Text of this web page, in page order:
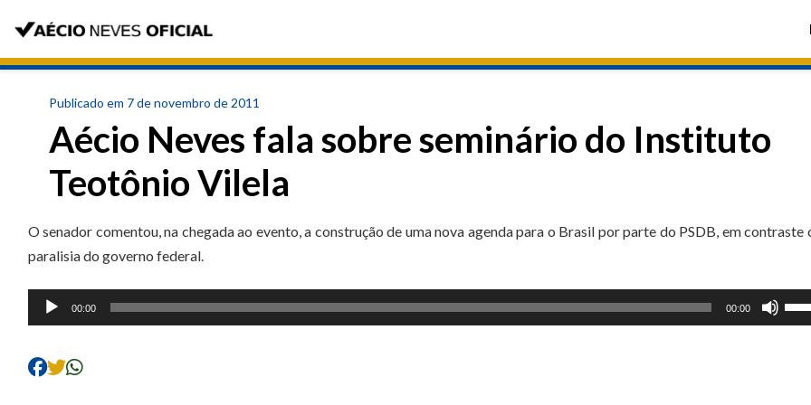
Publicado em 7 de novembro de 2011
Aécio Neves fala sobre seminário do Instituto
Teotônio Vilela
O senador comentou, na chegada ao evento, a construção de uma nova agenda para o Brasil por parte do PSDB, em contraste
paralisia do governo federal.
Tocador
de
00:00 00:00
Use
as